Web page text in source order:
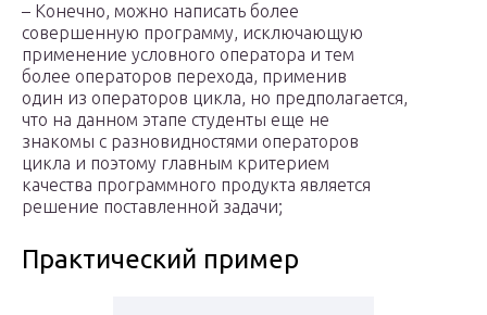
– Конечно, можно написать более
совершенную программу, исключающую
применение условного оператора и тем
более операторов перехода, применив
один из операторов цикла, но предполагается,
что на данном этапе студенты еще не
знакомы с разновидностями операторов
цикла и поэтому главным критерием
качества программного продукта является
решение поставленной задачи;
Практический пример